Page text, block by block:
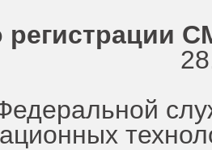
регистрации